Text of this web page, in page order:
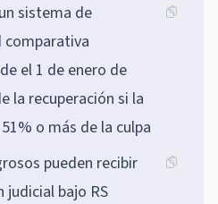
sistema de
comparativa
el 1 de enero de
la recuperación si la
o más de la culpa
pueden recibir
judicial bajo RS